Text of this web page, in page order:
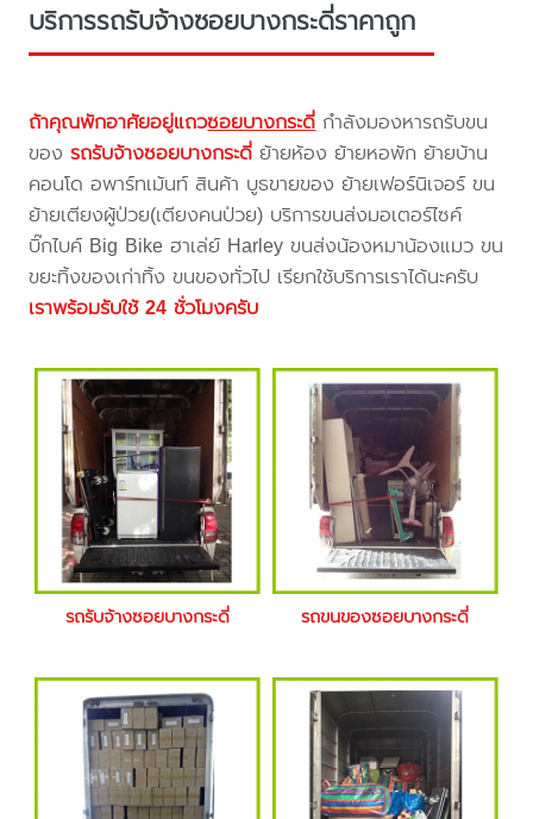
บริการรถรับจ้างซอยบางกระดี่ราคาถูก
ถ้าคุณพักอาศัยอยู่แถวซอยบางกระดี่ กำลังมองหารถรับขน
ของรถรับจ้างซอยบางกระดี่ ย้ายห้อง ย้ายหอพัก ย้ายบ้าน
คอนโด อพาร์ทเม้นท์ สินค้า บูธขายของ ย้ายเฟอร์นิเจอร์ ขน
ย้ายเตียงผู้ป่วย(เตียงคนป่วย) บริการขนส่งมอเตอร์ไซค์
บิ๊กไบค์ Big Bike ฮาเล่ย์ Harley ขนส่งน้องหมาน้องแมว ขน
ขยะทิ้งของเก่าทิ้ง ขนของทั่วไป เรียกใช้บริการเราได้นะครับ
เราพร้อมรับใช้ 24 ชั่วโมงครับ
รถรับจ้างซอยบางกระดี่ รถขนของซอยบางกระดี่